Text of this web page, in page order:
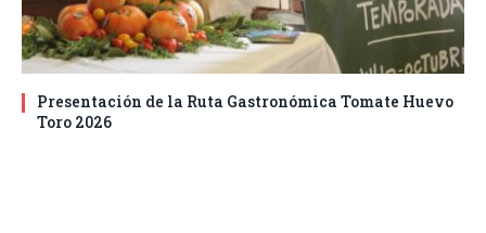
Presentación de la Ruta Gastronómica Tomate Huevo
Toro 2026